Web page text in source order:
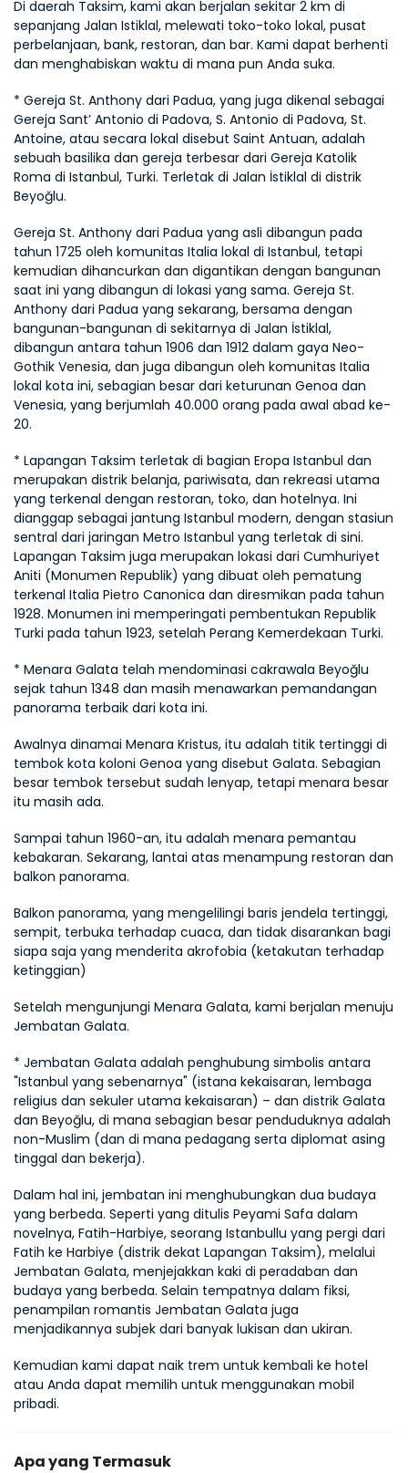
Di daerah Taksim, kami akan berjalan sekitar 2 km di
sepanjang Jalan Istiklal, melewati toko-toko lokal, pusat
perbelanjaan, bank, restoran, dan bar. Kami dapat berhenti
dan menghabiskan waktu di mana pun Anda suka.
* Gereja St. Anthony dari Padua, yang juga dikenal sebagai
Gereja Sant’ Antonio di Padova, S. Antonio di Padova, St.
Antoine, atau secara lokal disebut Saint Antuan, adalah
sebuah basilika dan gereja terbesar dari Gereja Katolik
Roma di Istanbul, Turki. Terletak di Jalan İstiklal di distrik
Beyoğlu.
Gereja St. Anthony dari Padua yang asli dibangun pada
tahun 1725 oleh komunitas Italia lokal di Istanbul, tetapi
kemudian dihancurkan dan digantikan dengan bangunan
saat ini yang dibangun di lokasi yang sama. Gereja St.
Anthony dari Padua yang sekarang, bersama dengan
bangunan-bangunan di sekitarnya di Jalan İstiklal,
dibangun antara tahun 1906 dan 1912 dalam gaya Neo-
Gothik Venesia, dan juga dibangun oleh komunitas Italia
lokal kota ini, sebagian besar dari keturunan Genoa dan
Venesia, yang berjumlah 40.000 orang pada awal abad ke-
20.
* Lapangan Taksim terletak di bagian Eropa Istanbul dan
merupakan distrik belanja, pariwisata, dan rekreasi utama
yang terkenal dengan restoran, toko, dan hotelnya. Ini
dianggap sebagai jantung Istanbul modern, dengan stasiun
sentral dari jaringan Metro Istanbul yang terletak di sini.
Lapangan Taksim juga merupakan lokasi dari Cumhuriyet
Aniti (Monumen Republik) yang dibuat oleh pematung
terkenal Italia Pietro Canonica dan diresmikan pada tahun
1928. Monumen ini memperingati pembentukan Republik
Turki pada tahun 1923, setelah Perang Kemerdekaan Turki.
* Menara Galata telah mendominasi cakrawala Beyoğlu
sejak tahun 1348 dan masih menawarkan pemandangan
panorama terbaik dari kota ini.
Awalnya dinamai Menara Kristus, itu adalah titik tertinggi di
tembok kota koloni Genoa yang disebut Galata. Sebagian
besar tembok tersebut sudah lenyap, tetapi menara besar
itu masih ada.
Sampai tahun 1960-an, itu adalah menara pemantau
kebakaran. Sekarang, lantai atas menampung restoran dan
balkon panorama.
Balkon panorama, yang mengelilingi baris jendela tertinggi,
sempit, terbuka terhadap cuaca, dan tidak disarankan bagi
siapa saja yang menderita akrofobia (ketakutan terhadap
ketinggian)
Setelah mengunjungi Menara Galata, kami berjalan menuju
Jembatan Galata.
* Jembatan Galata adalah penghubung simbolis antara
"Istanbul yang sebenarnya" (istana kekaisaran, lembaga
religius dan sekuler utama kekaisaran) – dan distrik Galata
dan Beyoğlu, di mana sebagian besar penduduknya adalah
non-Muslim (dan di mana pedagang serta diplomat asing
tinggal dan bekerja).
Dalam hal ini, jembatan ini menghubungkan dua budaya
yang berbeda. Seperti yang ditulis Peyami Safa dalam
novelnya, Fatih-Harbiye, seorang Istanbullu yang pergi dari
Fatih ke Harbiye (distrik dekat Lapangan Taksim), melalui
Jembatan Galata, menjejakkan kaki di peradaban dan
budaya yang berbeda. Selain tempatnya dalam fiksi,
penampilan romantis Jembatan Galata juga
menjadikannya subjek dari banyak lukisan dan ukiran.
Kemudian kami dapat naik trem untuk kembali ke hotel
atau Anda dapat memilih untuk menggunakan mobil
pribadi.
Apa yang Termasuk